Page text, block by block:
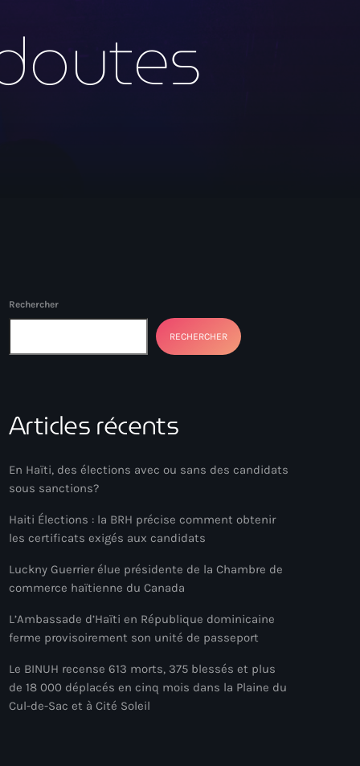
Rechercher
RECHERCHER
Articles récents
En Haïti, des élections avec ou sans des candidats
sous sanctions?
Haiti Élections : la BRH précise comment obtenir
les certificats exigés aux candidats
Luckny Guerrier élue présidente de la Chambre de
commerce haïtienne du Canada
L’Ambassade d’Haïti en République dominicaine
ferme provisoirement son unité de passeport
Le BINUH recense 613 morts, 375 blessés et plus
de 18 000 déplacés en cinq mois dans la Plaine du
Cul-de-Sac et à Cité Soleil